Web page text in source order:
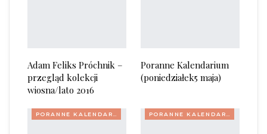
Adam Feliks Próchnik –
przegląd kolekcji
wiosna/lato 2016
Poranne Kalendarium
(poniedziałek5 maja)